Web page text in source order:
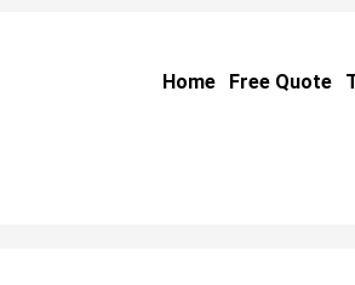
Home Free Quote